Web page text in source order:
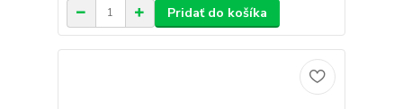
Pridať do košíka